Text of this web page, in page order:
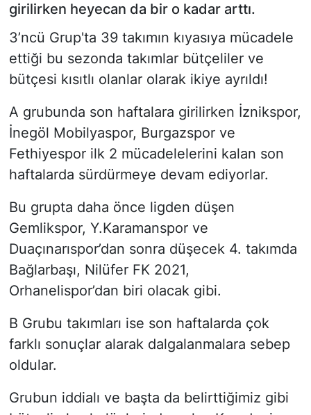
girilirken heyecan da bir o kadar arttı.
3’ncü Grup'ta 39 takımın kıyasıya mücadele
ettiği bu sezonda takımlar bütçeliler ve
bütçesi kısıtlı olanlar olarak ikiye ayrıldı!
A grubunda son haftalara girilirken İznikspor,
İnegöl Mobilyaspor, Burgazspor ve
Fethiyespor ilk 2 mücadelelerini kalan son
haftalarda sürdürmeye devam ediyorlar.
Bu grupta daha önce ligden düşen
Gemlikspor, Y.Karamanspor ve
Duaçınarıspor’dan sonra düşecek 4. takımda
Bağlarbaşı, Nilüfer FK 2021,
Orhanelispor’dan biri olacak gibi.
B Grubu takımları ise son haftalarda çok
farklı sonuçlar alarak dalgalanmalara sebep
oldular.
Grubun iddialı ve başta da belirttiğimiz gibi